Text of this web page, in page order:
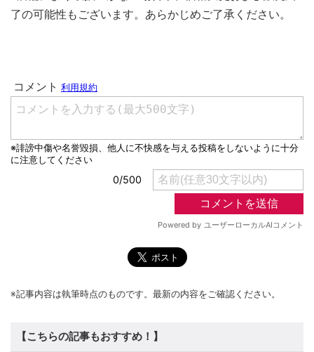
了の可能性もございます。あらかじめご了承ください。
※記事内容は執筆時点のものです。最新の内容をご確認ください。
【こちらの記事もおすすめ！】